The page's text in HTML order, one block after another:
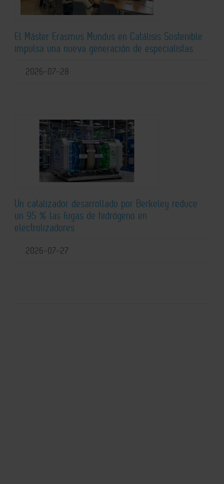
El Máster Erasmus Mundus en Catálisis Sostenible
impulsa una nueva generación de especialistas
2026-07-28
Un catalizador desarrollado por Berkeley reduce
un 95 % las fugas de hidrógeno en
electrolizadores
2026-07-27